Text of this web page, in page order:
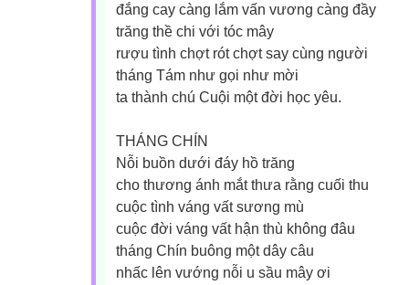
đắng cay càng lắm vấn vương càng đầy
trăng thề chi với tóc mây
rượu tình chợt rót chợt say cùng người
tháng Tám như gọi như mời
ta thành chú Cuội một đời học yêu.
THÁNG CHÍN
Nỗi buồn dưới đáy hồ trăng
cho thương ánh mắt thưa rằng cuối thu
cuộc tình váng vất sương mù
cuộc đời váng vất hận thù không đâu
tháng Chín buông một dây câu
nhấc lên vướng nỗi u sầu mây ơi